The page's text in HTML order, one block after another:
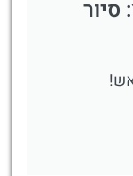
סיור